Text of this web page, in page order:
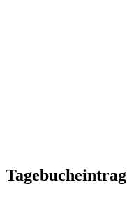
Tagebucheintrag